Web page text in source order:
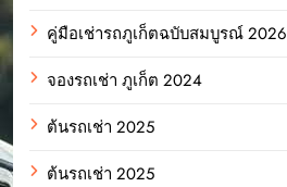
คู่มือเช่ารถภูเก็ตฉบับสมบูรณ์ 2026
จองรถเช่า ภูเก็ต 2024
ต้นรถเช่า 2025
ต้นรถเช่า 2025